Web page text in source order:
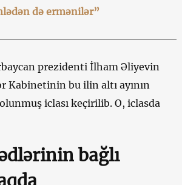
də ermənilər”
prezidenti İlham Əliyevin
Kabinetinin bu ilin altı ayının
iclası keçirilib. O, iclasda
bağlı